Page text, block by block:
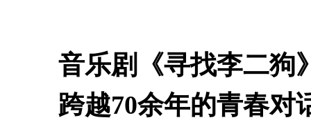
音乐剧《寻找李二狗
跨越70余年的青春对